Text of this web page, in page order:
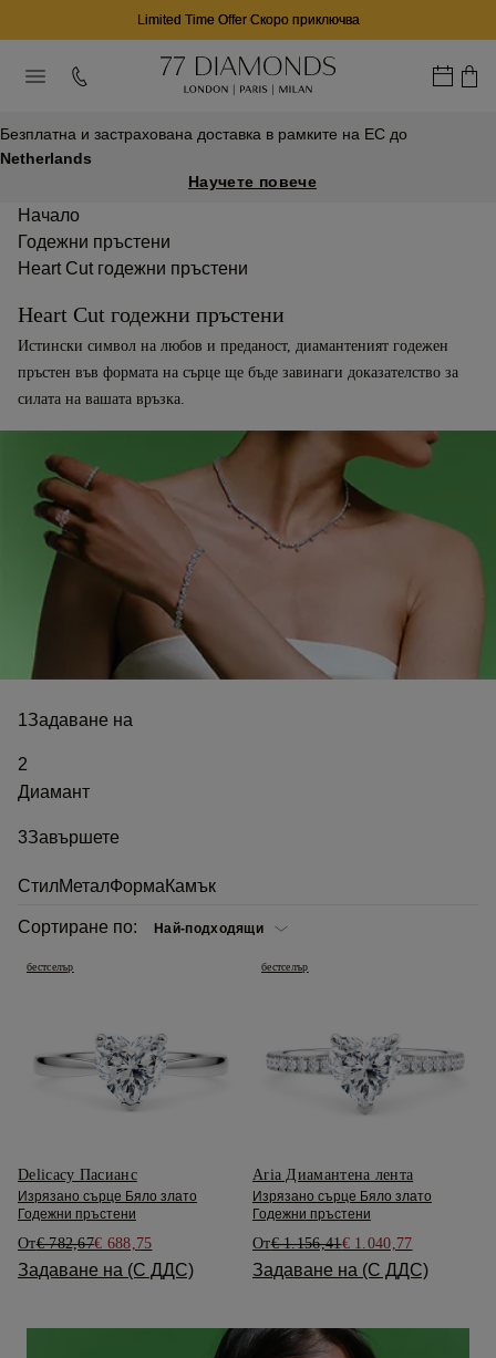
02 D 15 H 26 M
Безплатна и застрахована доставка в рамките на ЕС до
Netherlands
Научете повече
Начало
Годежни пръстени
Heart Cut годежни пръстени
Heart Cut годежни пръстени
Истински символ на любов и преданост, диамантеният годежен
пръстен във формата на сърце ще бъде завинаги доказателство за
силата на вашата връзка.
1Задаване на
2
Диамант
3Завършете
СтилМеталФормаКамък
Сортиране по:
бестселър
Delicacy Пасианс
Изрязано сърце Бяло злато
Годежни пръстени
От€ 782,67€ 688,75
Задаване на (С ДДС)
бестселър
Aria Диамантена лента
Изрязано сърце Бяло злато
Годежни пръстени
От€ 1.156,41€ 1.040,77
Задаване на (С ДДС)